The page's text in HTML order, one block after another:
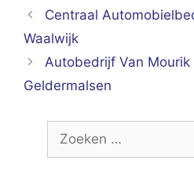
Centraal
Waalwijk
Autobedrijf Van Mourik
Geldermalsen
Zoek